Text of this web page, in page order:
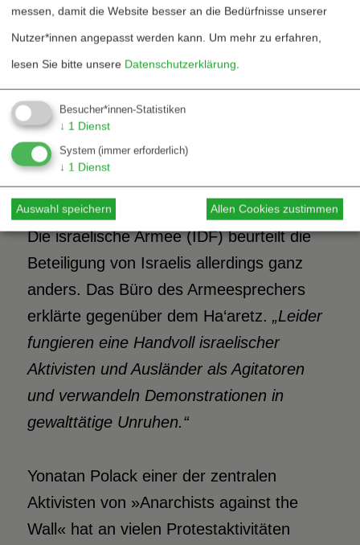
Predigt zu halten, aber es gibt immer
jemanden, der dies für uns tut. Sie
machen ihm entschieden klar, dass er
damit aufhören soll. Ich habe das Gefühl,
dass sie ihr Versprechen uns gegenüber
einhalten und uns nicht gefährden wollen.“
Die israelische Armee (IDF) beurteilt die
Beteiligung von Israelis allerdings ganz
anders. Das Büro des Armeesprechers
erklärte gegenüber dem Ha‘aretz. „Leider
fungieren eine Handvoll israelischer
Aktivisten und Ausländer als Agitatoren
und verwandeln Demonstrationen in
gewalttätige Unruhen.“
Yonatan Polack einer der zentralen
Aktivisten von »Anarchists against the
Wall« hat an vielen Protestaktivitäten
messen, damit die Website besser an die Bedürfnisse unserer
Nutzer*innen angepasst werden kann. Um mehr zu erfahren,
lesen Sie bitte unsere Datenschutzerklärung.
Besucher*innen-Statistiken
↓ 1 Dienst
System (immer erforderlich)
↓ 1 Dienst
Auswahl speichern Allen Cookies zustimmen